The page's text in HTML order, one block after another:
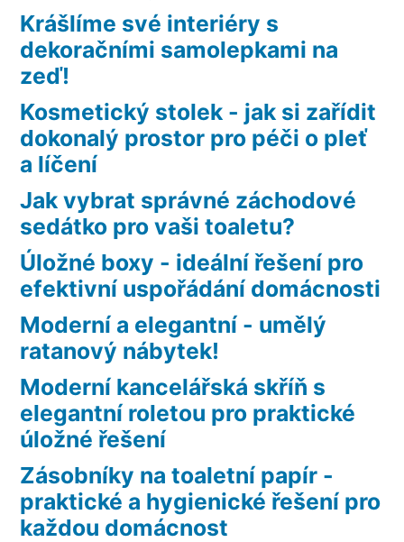
Krášlíme své interiéry s
dekoračními samolepkami na
zeď!
Kosmetický stolek - jak si zařídit
dokonalý prostor pro péči o pleť
a líčení
Jak vybrat správné záchodové
sedátko pro vaši toaletu?
Úložné boxy - ideální řešení pro
efektivní uspořádání domácnosti
Moderní a elegantní - umělý
ratanový nábytek!
Moderní kancelářská skříň s
elegantní roletou pro praktické
úložné řešení
Zásobníky na toaletní papír -
praktické a hygienické řešení pro
každou domácnost